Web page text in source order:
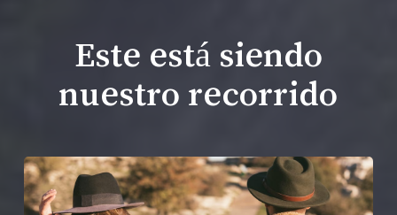
Este está siendo
nuestro recorrido